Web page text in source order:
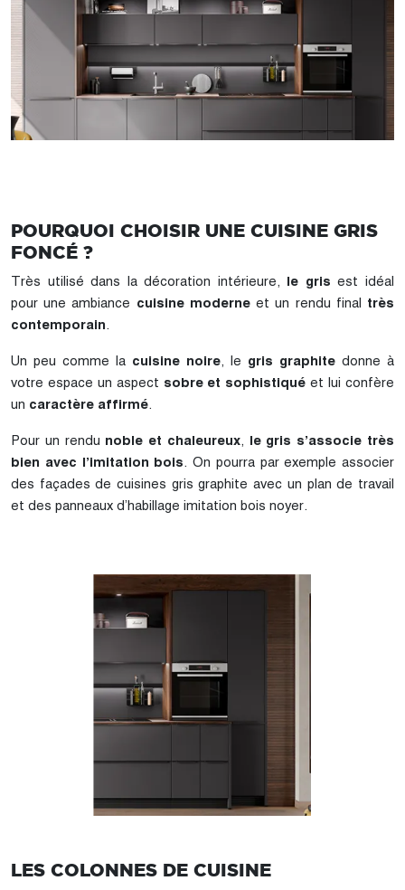
POURQUOI CHOISIR UNE CUISINE GRIS
FONCÉ ?
Très utilisé dans la décoration intérieure, le gris est idéal
pour une ambiance cuisine moderneet un rendu final très
contemporain.
Un peu comme la cuisine noire, le gris graphite donne à
votre espace un aspect sobre et sophistiqué et lui confère
un caractère affirmé.
Pour un rendu noble et chaleureux, le gris s’associe très
bien avec l’imitation bois. On pourra par exemple associer
des façades de cuisines gris graphite avec un plan de travail
et des panneaux d’habillage imitation bois noyer.
LES COLONNES DE CUISINE